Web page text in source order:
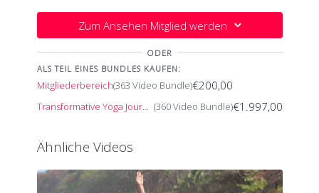
jeder Zelle zum Leben erweckt.
Die Herzöffnung steht im Mittelpunkt und die
Rückbeugen führen uns direkt ins Zentrum dieses
Erlebnisses. Durch kraftvolle Vorbereitungen und die
die nötige Stabilität, sondern auch die innere Erdung, die
Mit jedem Atemzug spürst du, wie Verwurzelung und
Herzöffnung zusammenwirken und dir den Zugang zu
Zum Ansehen Mitglied werden
ODER
ALS TEIL EINES BUNDLES KAUFEN:
Mitgliederbereich(363 Video Bundle)€200,00
Transformative Yoga Journey (360 Video Bundle)€1.997,00
Ähnliche Videos